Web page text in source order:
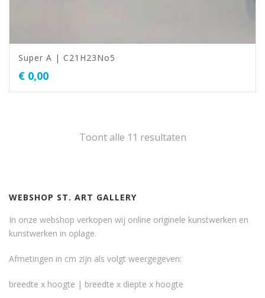
Super A | C21H23No5
€ 0,00
Toont alle 11 resultaten
WEBSHOP ST. ART GALLERY
In onze webshop verkopen wij online originele kunstwerken en
kunstwerken in oplage.
Afmetingen in cm zijn als volgt weergegeven:
breedte x hoogte | breedte x diepte x hoogte